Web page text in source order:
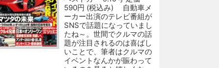
590円 (税込み) 自動車メ
ーカー出演のテレビ番組が
SNSで話題になっていまし
たね～。世間でクルマの話
題が注目されるのは喜ばし
いことで、筆者はクルマの
イベントなんかが賑わって